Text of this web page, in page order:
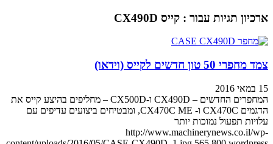
ארכיון תגיות עבור : קייס CX490D
צמד מחפרי 50 טון חדשים לקייס (וידאו)
15 במאי 2016
המחפרים החדשים – CX490D ו-CX500D – מחליפים בהיצע קייס את
הדגמים CX470C ו- CX470C ME, ומבטיחים ביצועים עדיפים עם
עלויות תפעול נמוכות יותר
http://www.machinerynews.co.il/wp-